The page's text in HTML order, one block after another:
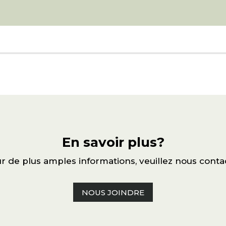
En savoir plus?
de plus amples informations, veuillez nous
NOUS JOINDRE